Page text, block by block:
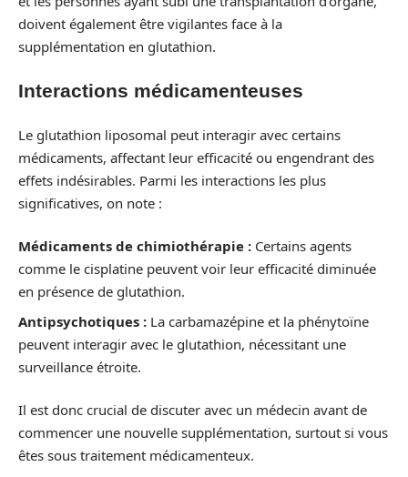
doivent également être vigilantes face à la
supplémentation en glutathion.
Interactions médicamenteuses
Le glutathion liposomal peut interagir avec certains
médicaments, affectant leur efficacité ou engendrant des
effets indésirables. Parmi les interactions les plus
significatives, on note :
Médicaments de chimiothérapie : Certains agents
comme le cisplatine peuvent voir leur efficacité diminuée
en présence de glutathion.
Antipsychotiques : La carbamazépine et la phénytoïne
peuvent interagir avec le glutathion, nécessitant une
surveillance étroite.
Il est donc crucial de discuter avec un médecin avant de
commencer une nouvelle supplémentation, surtout si vous
êtes sous traitement médicamenteux.